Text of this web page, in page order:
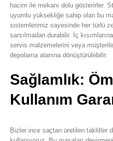
hacim ile mekanı dolu gösterirler.
uyumlu yüksekliğe sahip olan bu
sistemlerimiz sayesinde her türlü
sarsılmadan durabilir. İç
servis malzemelerini veya
depolama alanına dönüştürülebilir.
Sağlamlık:
Kullanım
Bizler ince saçtan üretilen taklitler